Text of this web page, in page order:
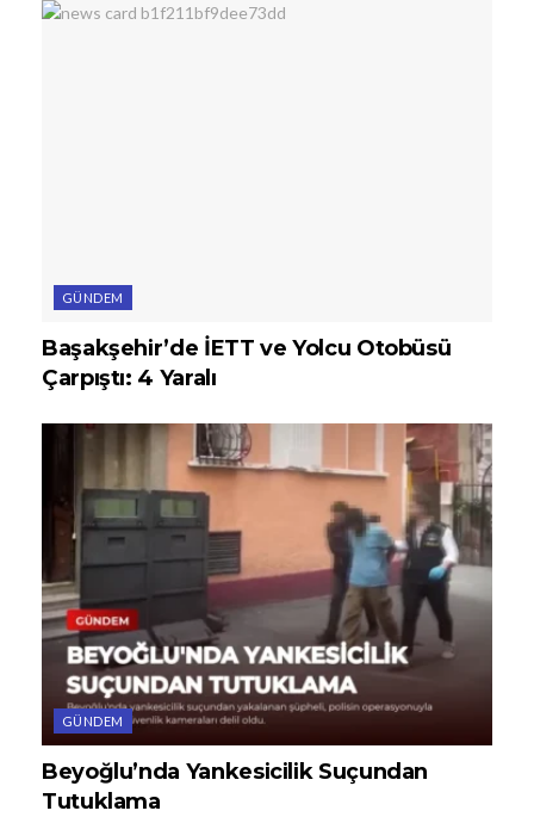
GÜNDEM
Başakşehir’de İETT ve Yolcu Otobüsü
Çarpıştı: 4 Yaralı
GÜNDEM
Beyoğlu’nda Yankesicilik Suçundan
Tutuklama